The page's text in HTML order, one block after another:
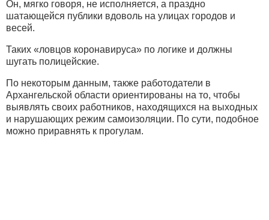
Он, мягко говоря, не исполняется, а праздно
шатающейся публики вдоволь на улицах городов и
весей.
Таких «ловцов коронавируса» по логике и должны
шугать полицейские.
По некоторым данным, также работодатели в
Архангельской области ориентированы на то, чтобы
выявлять своих работников, находящихся на выходных
и нарушающих режим самоизоляции. По сути, подобное
можно приравнять к прогулам.